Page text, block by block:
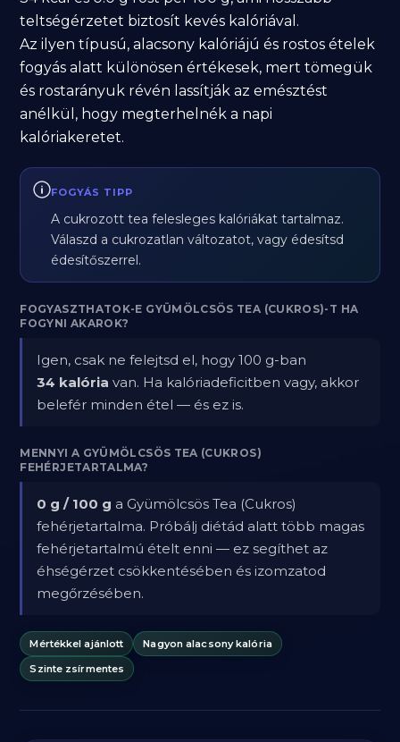
teltségérzetet biztosít kevés kalóriával.
Az ilyen típusú, alacsony kalóriájú és rostos ételek
fogyás alatt különösen értékesek, mert tömegük
és rostarányuk révén lassítják az emésztést
anélkül, hogy megterhelnék a napi
kalóriakeretet.
FOGYÁS TIPP
A cukrozott tea felesleges kalóriákat tartalmaz.
Válaszd a cukrozatlan változatot, vagy édesítsd
édesítőszerrel.
FOGYASZTHATOK-E GYÜMÖLCSÖS TEA (CUKROS)-T HA
FOGYNI AKAROK?
Igen, csak ne felejtsd el, hogy 100 g-ban
34 kalória van. Ha kalóriadeficitben vagy, akkor
belefér minden étel — és ez is.
MENNYI A GYÜMÖLCSÖS TEA (CUKROS)
FEHÉRJETARTALMA?
0 g / 100 g a Gyümölcsös Tea (Cukros)
fehérjetartalma. Próbálj diétád alatt több magas
fehérjetartalmú ételt enni — ez segíthet az
éhségérzet csökkentésében és izomzatod
megőrzésében.
Mértékkel ajánlott
Nagyon alacsony kalória
Szinte zsírmentes